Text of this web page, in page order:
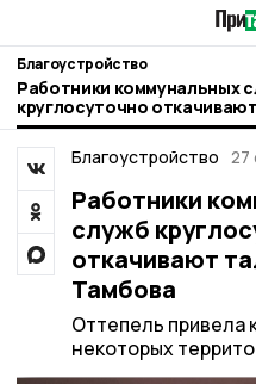
Благоустройство
Работники коммунальных
круглосуточно
с улиц Тамбова
Благоустройство 27
Работники
служб
откачивают
Тамбова
Оттепель привела
некоторых